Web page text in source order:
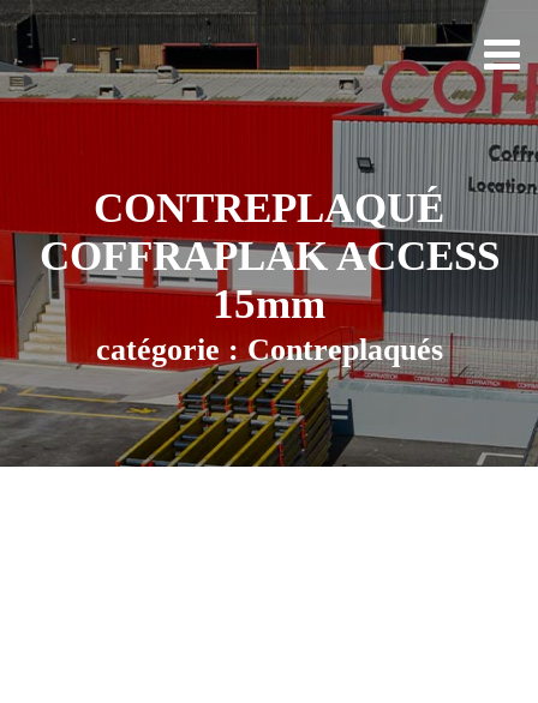
CONTREPLAQUÉ
COFFRAPLAK ACCESS
15mm
catégorie : Contreplaqués